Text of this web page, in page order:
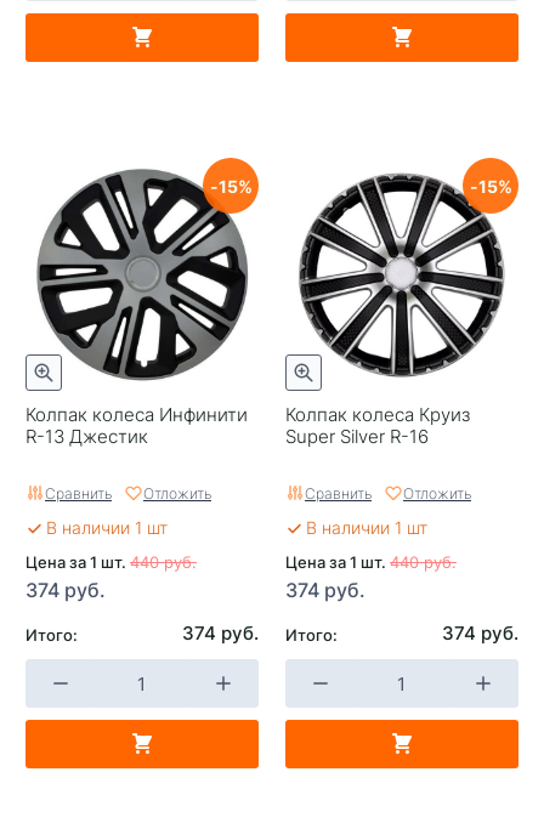
Колпак колеса Инфинити
R-13 Джестик
15
Сравнить Отложить
В наличии 1 шт
Цена за 1 шт. 440 руб.
374 руб.
Итого: 374 руб.
Колпак колеса Круиз
Super Silver R-16
15
Сравнить Отложить
В наличии 1 шт
Цена за 1 шт. 440 руб.
374 руб.
Итого: 374 руб.